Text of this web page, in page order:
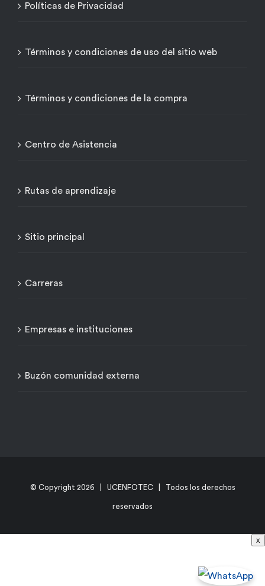
Políticas de Privacidad
Términos y condiciones de uso del sitio web
Términos y condiciones de la compra
Centro de Asistencia
Rutas de aprendizaje
Sitio principal
Carreras
Empresas e instituciones
Buzón comunidad externa
© Copyright 2026 | UCENFOTEC | Todos los derechos
reservados
x